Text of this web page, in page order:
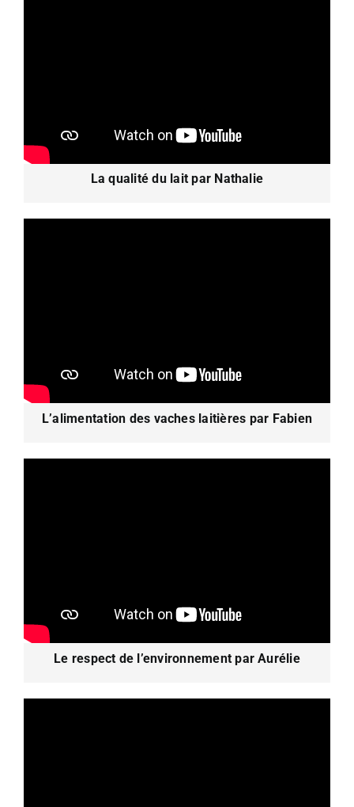
La qualité du lait par Nathalie
L’alimentation des vaches laitières par Fabien
Le respect de l’environnement par Aurélie